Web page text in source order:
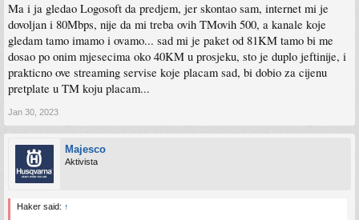
Ma i ja gledao Logosoft da predjem, jer skontao sam, internet mi je
dovoljan i 80Mbps, nije da mi treba ovih TMovih 500, a kanale koje
gledam tamo imamo i ovamo... sad mi je paket od 81KM tamo bi me
dosao po onim mjesecima oko 40KM u prosjeku, sto je duplo jeftinije, i
prakticno ove streaming servise koje placam sad, bi dobio za cijenu
pretplate u TM koju placam...
Jan 30, 2023
Majesco
Aktivista
Haker said: ↑